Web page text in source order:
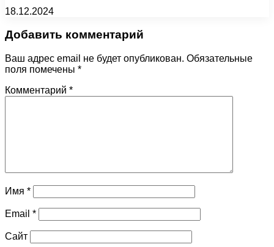
18.12.2024
Добавить комментарий
Ваш адрес email не будет опубликован. Обязательные
поля помечены *
Комментарий *
Имя *
Email *
Сайт